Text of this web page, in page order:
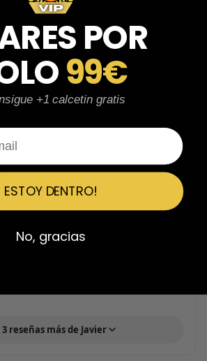
te avisan si hay algún problema con el
perfecto con caja original y
Recomendable 100%.
serios y atentos
reseñas más de Javier
POR
99€
+1 calcetin gratis
ESTOY DENTRO!
No, gracias